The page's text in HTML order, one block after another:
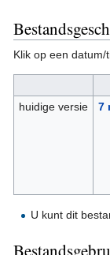
Klik op een datum/
huidige versie
7
U kunt dit